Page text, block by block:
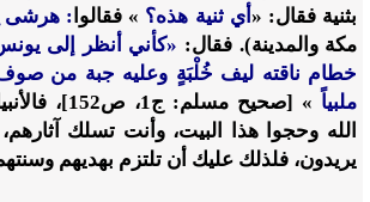
بثنية فقال: « أي ثنية هذه؟ » فقالوا : هرشى
مكة والمدينة). فقال: «كأني أنظر إلى
خطام ناقته ليف خُلْبَةٍ وعليه جبة من صوف
ملبياً
» [صحيح مسلم:
الله وحجوا هذا البيت، وأنت تسلك
يريدون، فلذلك عليك أن تلتزم بهديهم